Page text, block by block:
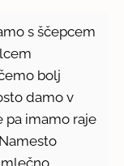
s ščepcem
bolj
damo v
pa imamo raje